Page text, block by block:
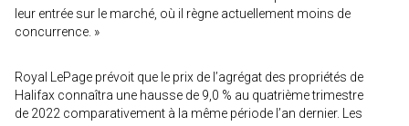
leur entrée sur le marché, où il règne actuellement moins de
concurrence. »
Royal LePage prévoit que le prix de l’agrégat des propriétés de
Halifax connaîtra une hausse de 9,0 % au quatrième trimestre
de 2022 comparativement à la même période l’an dernier. Les